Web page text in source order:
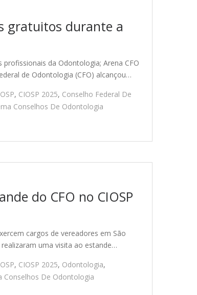
gratuitos durante a
da Odontologia; Arena CFO
de Odontologia (CFO) alcançou…
, CIOSP 2025, Conselho Federal De
Conselhos De Odontologia
do CFO no CIOSP
cargos de vereadores em São
uma visita ao estande…
, CIOSP 2025, Odontologia,
Conselhos De Odontologia